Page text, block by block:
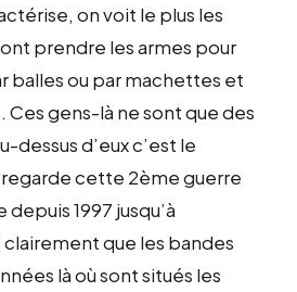
on voit le plus les
prendre les armes pour
balles ou par machettes et
Ces gens-là ne sont que des
dessus d’eux c’est le
cette 2ème guerre
1997 jusqu’à
clairement que les bandes
là où sont situés les